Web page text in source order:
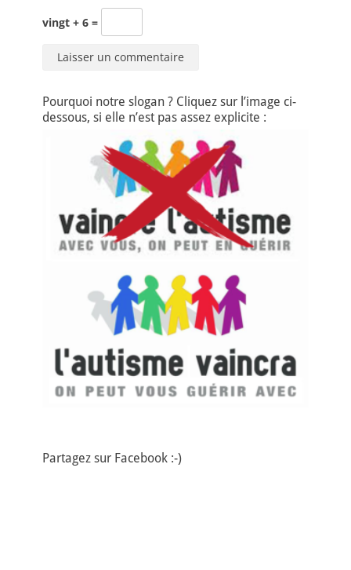
vingt + 6 =
Pourquoi notre slogan ? Cliquez sur l’image ci-
dessous, si elle n’est pas assez explicite :
Partagez sur Facebook :-)